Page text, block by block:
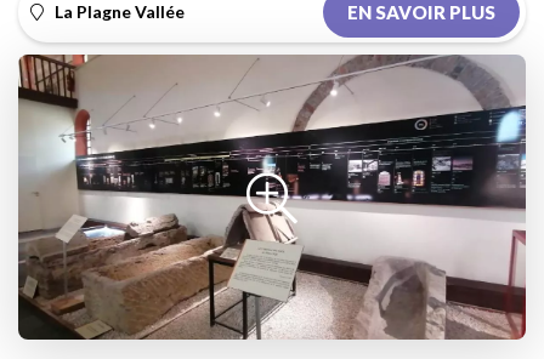
La Plagne Vallée EN SAVOIR PLUS